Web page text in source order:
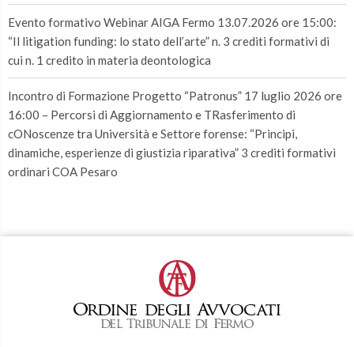
Evento formativo Webinar AIGA Fermo 13.07.2026 ore 15:00:
“Il litigation funding: lo stato dell’arte” n. 3 crediti formativi di
cui n. 1 credito in materia deontologica
Incontro di Formazione Progetto “Patronus” 17 luglio 2026 ore
16:00 – Percorsi di Aggiornamento e TRasferimento di
cONoscenze tra Università e Settore forense: “Principi,
dinamiche, esperienze di giustizia riparativa” 3 crediti formativi
ordinari COA Pesaro